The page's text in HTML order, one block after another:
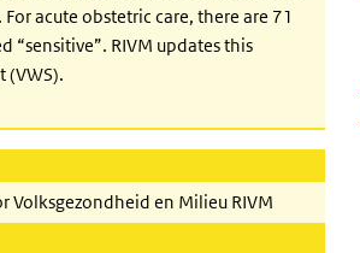
acute obstetric care, there are 71
RIVM updates this
(VWS).
Volksgezondheid en Milieu RIVM